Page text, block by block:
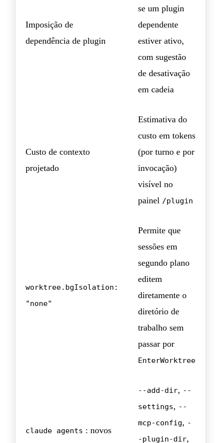
Imposição de
dependência de plugin
se um plugin
dependente
estiver ativo,
com sugestão
de desativação
em cadeia
Custo de contexto
projetado
Estimativa do
custo em tokens
(por turno e por
invocação)
visível no
painel /plugin
worktree.bgIsolation:
"none"
Permite que
sessões em
segundo plano
editem
diretamente o
diretório de
trabalho sem
passar por
EnterWorktree
claude agents : novos
--add-dir, --
settings, --
mcp-config, -
-plugin-dir,